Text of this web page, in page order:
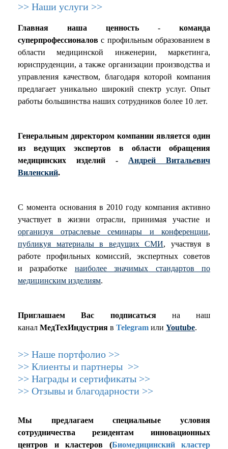
>> Наши услуги >>
Главная наша ценность - команда
суперпрофессионалов с профильным образованием в
области медицинской инженерии, маркетинга,
юриспруденции, а также организации производства и
управления качеством, благодаря которой компания
предлагает уникально широкий спектр услуг. Опыт
работы большинства наших сотрудников более 10 лет.
Генеральным директором компании является один
из ведущих экспертов в области обращения
медицинских изделий - Андрей Витальевич
Виленский.
С момента основания в 2010 году компания активно
участвует в жизни отрасли, принимая участие и
организуя отраслевые семинары и конференции,
публикуя материалы в ведущих СМИ, участвуя в
работе профильных комиссий, экспертных советов
и разработке наиболее значимых стандартов по
медицинским изделиям.
Приглашаем Вас подписатьсяна наш
канал МедТехИндустрия в Telegram или Youtube.
>> Наше портфолио >>
>> Клиенты и партнеры >>
>> Награды и сертификаты >>
>> Отзывы и благодарности >>
Мы предлагаем специальные условия
сотрудничества резидентам инновационных
центров и кластеров (Биомедицинский кластер